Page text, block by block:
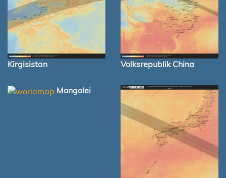
Kirgisistan Volksrepublik China
Mongolei